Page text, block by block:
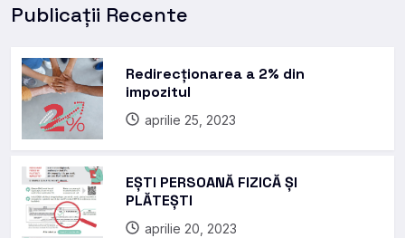
Publicații Recente
Redirecționarea a 2% din
impozitul
aprilie 25, 2023
EȘTI PERSOANĂ FIZICĂ ȘI
PLĂTEȘTI
aprilie 20, 2023